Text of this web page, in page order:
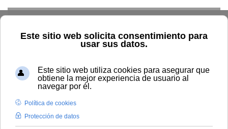
Inicio Vida universitaria
Biblioteca y publicaciones
Publicaciones
Búsqueda por autor
Ortega Viera, Lianys